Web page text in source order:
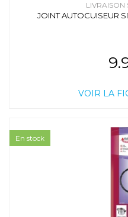
LIVRAISON
JOINT AUTOCUISEUR
VOIR LA
En stock